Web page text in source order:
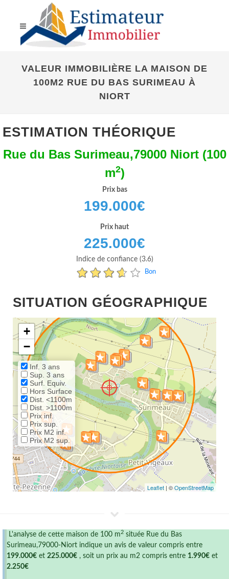
VALEUR IMMOBILIÈRE LA MAISON DE
100M2 RUE DU BAS SURIMEAU À
NIORT
ESTIMATION THÉORIQUE
Rue du Bas Surimeau,79000 Niort (100
m2)
Prix bas
199.000€
Prix haut
225.000€
Indice de confiance (3.6)
Bon
SITUATION GÉOGRAPHIQUE
+
−
Inf. 3 ans
Sup. 3 ans
Surf. Equiv.
Hors Surface
Dist. <1100m
Dist. >1100m
Prix inf.
Prix sup.
Prix M2 inf.
Prix M2 sup.
Leaflet | ©OpenStreetMap
L'analyse de cette maison de 100 m 2 située Rue du Bas
Surimeau,79000-Niort indique un avis de valeur compris entre
199.000€ et 225.000€ , soit un prix au m2 compris entre 1.990€ et
2.250€